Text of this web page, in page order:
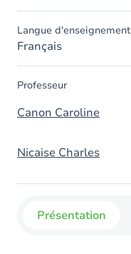
Langue d'enseignement
Français
Professeur
Canon Caroline
Nicaise Charles
Présentation